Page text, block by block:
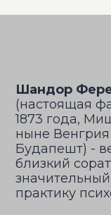
Шандор
(настоящая
1873 года,
ныне Венгрия
Будапешт) -
близкий
практику